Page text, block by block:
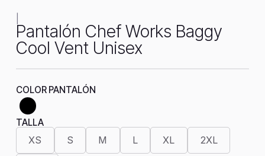
Pantalón Chef Works Baggy
Cool Vent Unisex
COLOR PANTALÓN
TALLA
XS S M L XL 2XL